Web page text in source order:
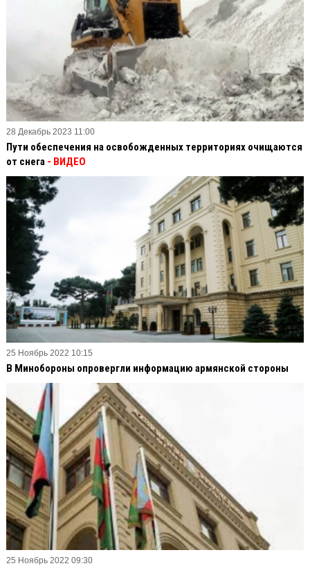
28 Декабрь 2023 11:00
Пути обеспечения на освобожденных территориях очищаются
от снега - ВИДЕО
25 Ноябрь 2022 10:15
В Минобороны опровергли информацию армянской стороны
25 Ноябрь 2022 09:30